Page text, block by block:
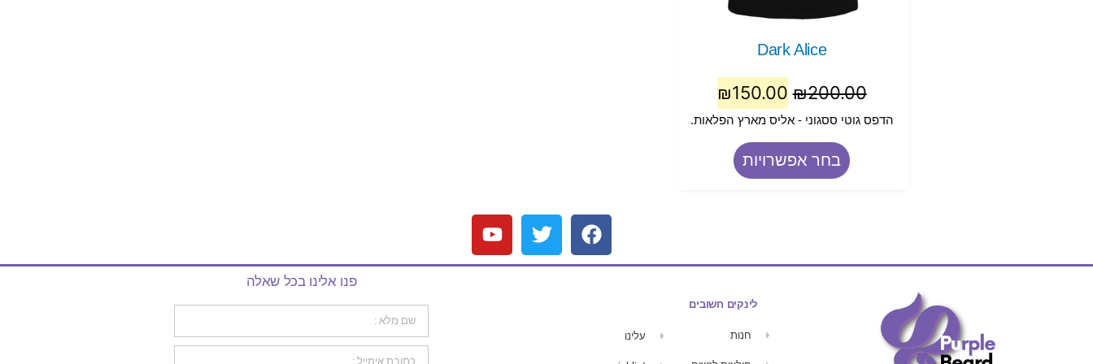
Dark Alice
₪200.00
₪150.00
הדפס גוטי ססגוני - אליס מארץ הפלאות.
בחר אפשרויות
לינקים חשובים
חנות עלינו
פנו אלינו בכל שאלה